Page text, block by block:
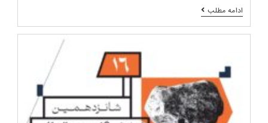
ادامه مطلببیستمین
نمایشگاه
بین‌
ماشین‌
آلات
اصفهان
(ISF
2026)